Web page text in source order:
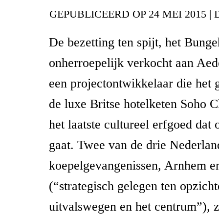
GEPUBLICEERD OP 24 MEI 2015 |
De bezetting ten spijt, het
onherroepelijk verkocht aan
een projectontwikkelaar die het
de luxe Britse hotelketen Soho
het laatste cultureel erfgoed dat
gaat. Twee van de drie
koepelgevangenissen, Arnhem
(“strategisch gelegen ten
uitvalswegen en het centrum”),